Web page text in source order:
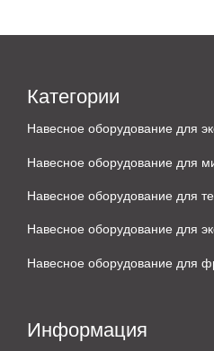
Категории
Навесное оборудование для
Навесное оборудование для
Навесное оборудование для
Навесное оборудование для
Навесное оборудование для
Информация